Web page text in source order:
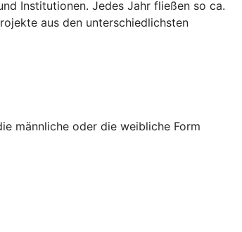
Institutionen. Jedes Jahr fließen so ca.
aus den unterschiedlichsten
männliche oder die weibliche Form